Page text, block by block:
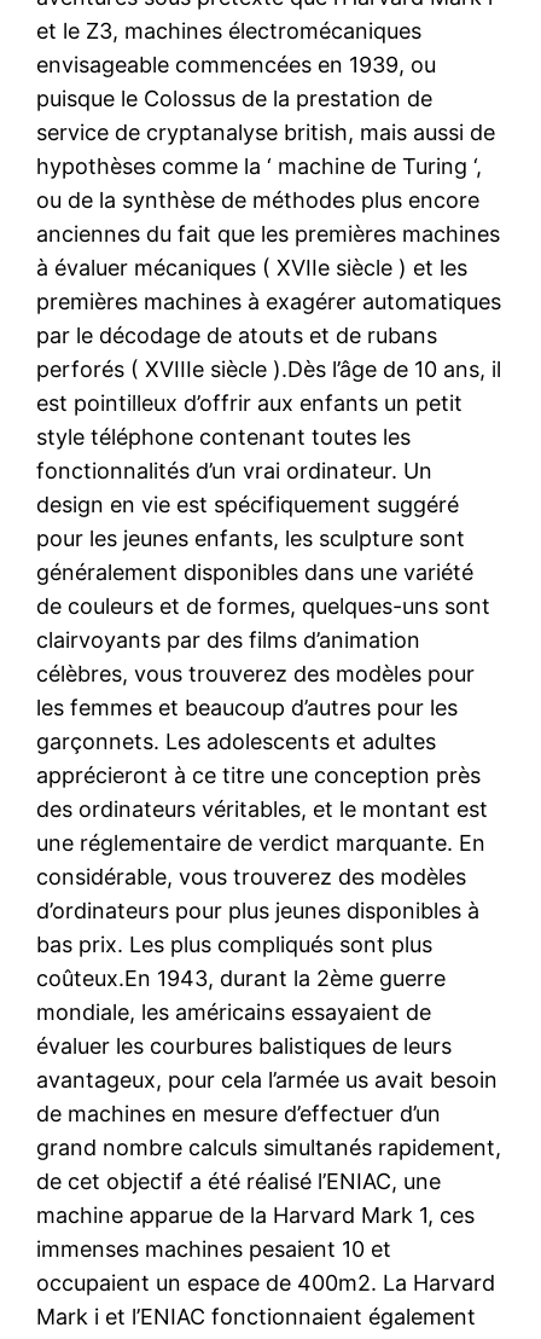
et le Z3, machines électromécaniques
envisageable commencées en 1939, ou
puisque le Colossus de la prestation de
service de cryptanalyse british, mais aussi de
hypothèses comme la ‘ machine de Turing ‘,
ou de la synthèse de méthodes plus encore
anciennes du fait que les premières machines
à évaluer mécaniques ( XVIIe siècle ) et les
premières machines à exagérer automatiques
par le décodage de atouts et de rubans
perforés ( XVIIIe siècle ).Dès l’âge de 10 ans, il
est pointilleux d’offrir aux enfants un petit
style téléphone contenant toutes les
fonctionnalités d’un vrai ordinateur. Un
design en vie est spécifiquement suggéré
pour les jeunes enfants, les sculpture sont
généralement disponibles dans une variété
de couleurs et de formes, quelques-uns sont
clairvoyants par des films d’animation
célèbres, vous trouverez des modèles pour
les femmes et beaucoup d’autres pour les
garçonnets. Les adolescents et adultes
apprécieront à ce titre une conception près
des ordinateurs véritables, et le montant est
une réglementaire de verdict marquante. En
considérable, vous trouverez des modèles
d’ordinateurs pour plus jeunes disponibles à
bas prix. Les plus compliqués sont plus
coûteux.En 1943, durant la 2ème guerre
mondiale, les américains essayaient de
évaluer les courbures balistiques de leurs
avantageux, pour cela l’armée us avait besoin
de machines en mesure d’effectuer d’un
grand nombre calculs simultanés rapidement,
de cet objectif a été réalisé l’ENIAC, une
machine apparue de la Harvard Mark 1, ces
immenses machines pesaient 10 et
occupaient un espace de 400m2. La Harvard
Mark i et l’ENIAC fonctionnaient également